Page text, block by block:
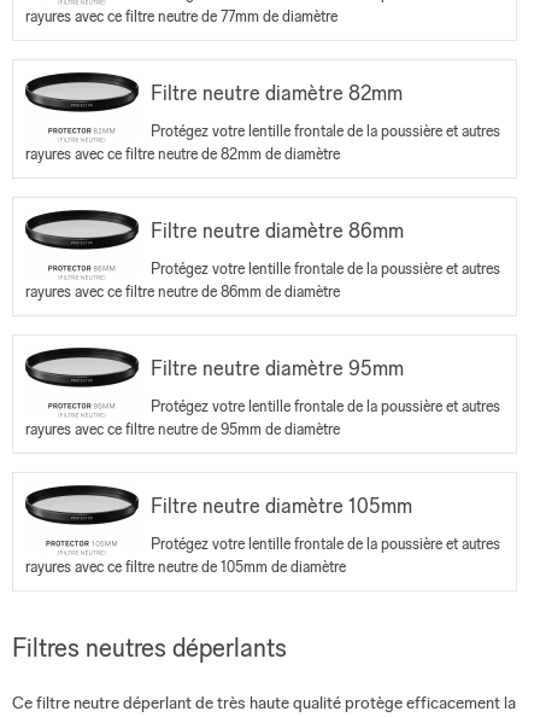
rayures avec ce filtre neutre de 77mm de diamètre
Filtre neutre diamètre 82mm
Protégez votre lentille frontale de la poussière et autres
rayures avec ce filtre neutre de 82mm de diamètre
Filtre neutre diamètre 86mm
Protégez votre lentille frontale de la poussière et autres
rayures avec ce filtre neutre de 86mm de diamètre
Filtre neutre diamètre 95mm
Protégez votre lentille frontale de la poussière et autres
rayures avec ce filtre neutre de 95mm de diamètre
Filtre neutre diamètre 105mm
Protégez votre lentille frontale de la poussière et autres
rayures avec ce filtre neutre de 105mm de diamètre
Filtres neutres déperlants
Ce filtre neutre déperlant de très haute qualité protège efficacement la